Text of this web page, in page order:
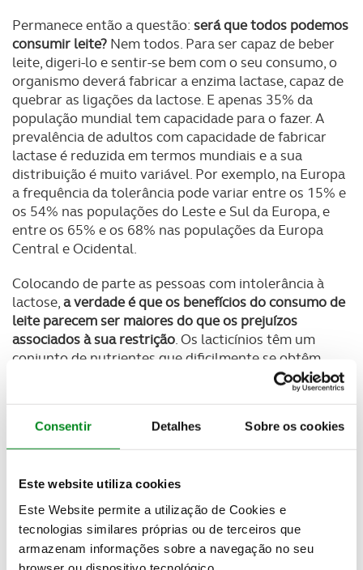
Consentir Detalhes Sobre os cookies
Este website utiliza cookies
Este Website permite a utilização de Cookies e
tecnologias similares próprias ou de terceiros que
armazenam informações sobre a navegação no seu
Permanece então a questão: será que todos podemos
consumir leite? Nem todos. Para ser capaz de beber
leite, digeri-lo e sentir-se bem com o seu consumo, o
organismo deverá fabricar a enzima lactase, capaz de
quebrar as ligações da lactose. E apenas 35% da
população mundial tem capacidade para o fazer. A
prevalência de adultos com capacidade de fabricar
lactase é reduzida em termos mundiais e a sua
distribuição é muito variável. Por exemplo, na Europa
a frequência da tolerância pode variar entre os 15% e
os 54% nas populações do Leste e Sul da Europa, e
entre os 65% e os 68% nas populações da Europa
Central e Ocidental.
Colocando de parte as pessoas com intolerância à
lactose,a verdade é que os benefícios do consumo de
leite parecem ser maiores do que os prejuízos
associados à sua restrição. Os lacticínios têm um
conjunto de nutrientes que dificilmente se obtêm
numa dieta que exclua totalmente os produtos
Conclusão: numa dieta saudável, e em pessoas não
intolerantes ao leite de vaca, o leite deve ser um
5. "Consumir hidratos de carbono à
noite engorda”